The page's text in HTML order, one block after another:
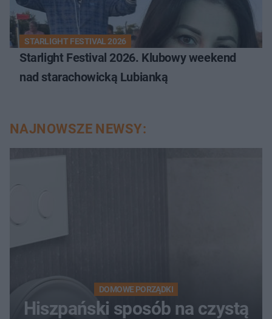
STARLIGHT FESTIVAL 2026
Starlight Festival 2026. Klubowy weekend
nad starachowicką Lubianką
NAJNOWSZE NEWSY:
DOMOWE PORZĄDKI
Hiszpański sposób na czystą